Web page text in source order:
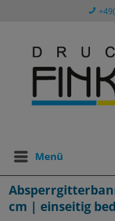
Menü
cm | einseitig